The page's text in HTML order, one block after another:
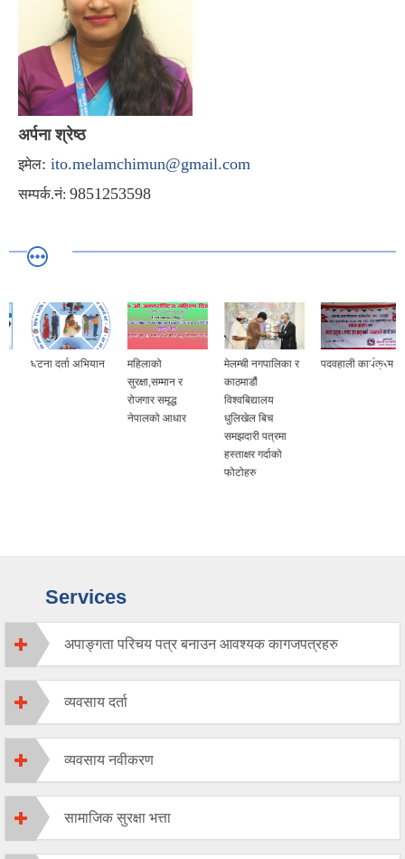
अर्पना श्रेष्ठ
इमेल: ito.melamchimun@gmail.com
सम्पर्क.नं: 9851253598
घटना दर्ता अभियान
महिलाको
सुरक्षा,सम्मान र
रोजगार समृद्ध
नेपालको आधार
मेलम्ची नगपालिका र
काठमाडौं
विश्वबिद्यालय
धुलिखेल बिच
समझदारी पत्रमा
हस्ताक्षर गर्दाको
फोटोहरु
पदवहाली कार्यक्रम
Services
अपाङ्गता परिचय पत्र बनाउन आवश्यक कागजपत्रहरु
व्यवसाय दर्ता
व्यवसाय नवीकरण
सामाजिक सुरक्षा भत्ता